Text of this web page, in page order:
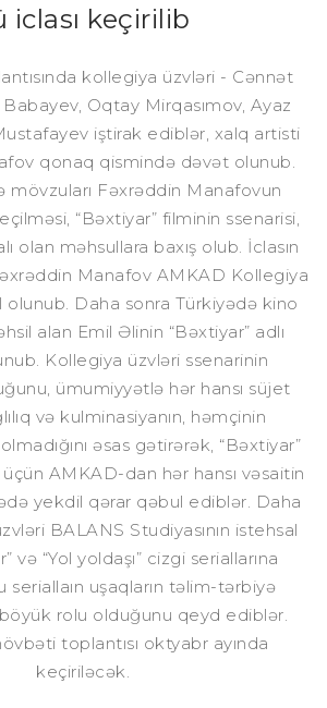
iclası keçirilib
kollegiya üzvləri - Cənnət
Oqtay Mirqasımov, Ayaz
iştirak ediblər, xalq artisti
qonaq qismində dəvət olunub.
mövzuları Fəxrəddin Manafovun
“Bəxtiyar” filminin ssenarisi,
olan məhsullara baxış olub. İclasın
Manafov AMKAD Kollegiya
olunub. Daha sonra Türkiyədə kino
alan Emil Əlinin “Bəxtiyar” adlı
Kollegiya üzvləri ssenarinin
ümumiyyətlə hər hansı süjet
və kulminasiyanın, həmçinin
əsas gətirərək, “Bəxtiyar”
üçün AMKAD-dan hər hansı vəsaitin
yekdil qərar qəbul ediblər. Daha
BALANS Studiyasının istehsal
və “Yol yoldaşı” cizgi seriallarına
seriallaın uşaqların təlim-tərbiyə
rolu olduğunu qeyd ediblər.
toplantısı oktyabr ayında
keçiriləcək.